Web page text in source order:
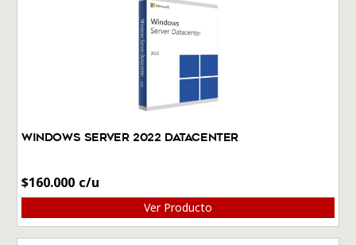
Windows Server 2022 Datacenter
$160.000
Ver Producto